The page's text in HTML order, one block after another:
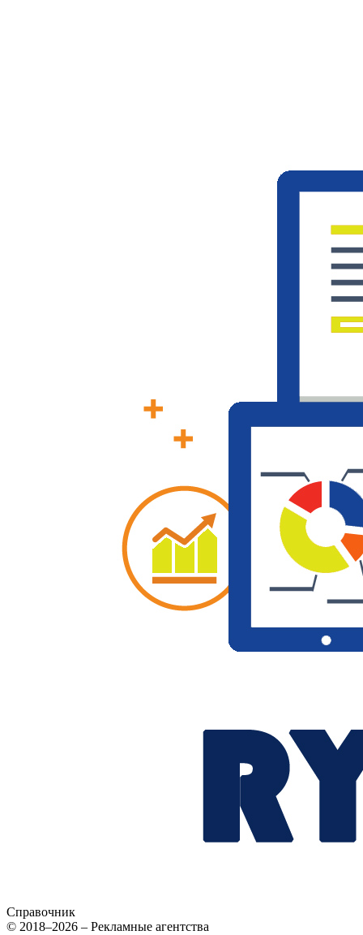
Справочник
© 2018–2026 – Рекламные агентства